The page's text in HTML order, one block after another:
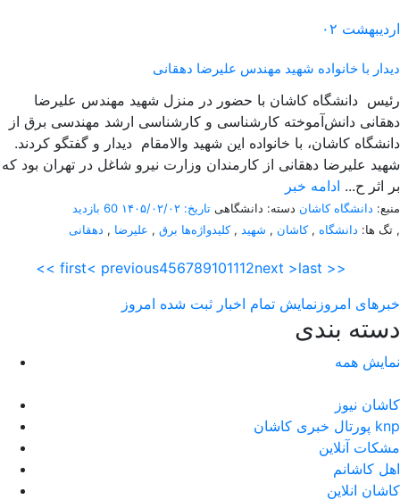
۰۲ اردیبهشت
دیدار با خانواده شهید مهندس علیرضا دهقانی
رئیس دانشگاه کاشان با حضور در منزل شهید مهندس علیرضا
دهقانی دانش‌آموخته کارشناسی و کارشناسی ارشد مهندسی برق از
دانشگاه کاشان، با خانواده این شهید والامقام دیدار و گفتگو کردند.
شهید علیرضا دهقانی از کارمندان وزارت نیرو شاغل در تهران بود که
بر اثر ح... ادامه خبر
منبع: دانشگاه کاشان دسته: دانشگاهی تاریخ: ۱۴۰۵/۰۲/۰۲
60 بازدید
تگ ها: دانشگاه ,کاشان , شهید ,کلیدواژه‌ها برق , علیرضا , دهقانی ,
<< first< previous456789101112next >last >>
خبرهای امروز نمایش تمام اخبار ثبت شده امروز
دسته بندی
نمایش همه
کاشان نیوز
پورتال خبری كاشان knp
مشکات آنلاین
اهل کاشانم
کاشان انلاین